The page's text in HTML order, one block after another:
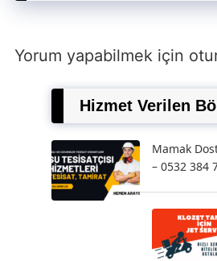
Yorum yapabilmek için
Hizmet Verilen
Mamak
– 0532 384